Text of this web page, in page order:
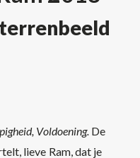
Voldoening. De
lieve Ram, dat je